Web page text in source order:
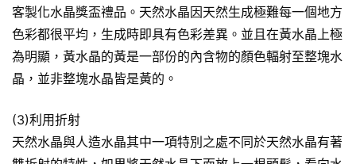
客製化水晶獎盃禮品。天然水晶因天然生成極難每一個地方
色彩都很平均，生成時即具有色彩差異。並且在黃水晶上極
為明顯，黃水晶的黃是一部份的內含物的顏色輻射至整塊水
晶，並非整塊水晶皆是黃的。
(3)利用折射
天然水晶與人造水晶其中一項特別之處不同於天然水晶有著